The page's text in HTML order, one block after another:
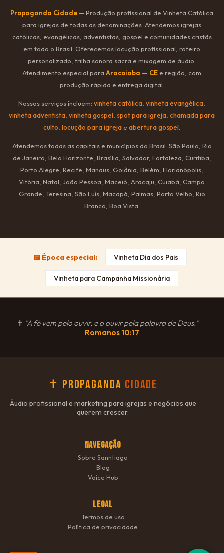
Propaganda Cidade — Produção profissional de Vinheta Católica
para igrejas de todas as denominações. Atendemos igrejas
católicas, evangélicas, adventistas, gospel e comunidades cristãs
em todo o Brasil. Oferecemos locução profissional, roteiro
personalizado, trilha sonora sacra e mixagem de áudio.
Atendimento especial para Aracoiaba — CE e região, com
produção rápida e entrega digital.
Nossos serviços incluem: vinheta católica vinheta evangélica
vinheta adventista vinheta gospel spot para igreja chamada para
culto locução para igreja e abertura gospel
Atendemos todas as capitais e municípios do Brasil: São Paulo, Rio
de Janeiro, Belo Horizonte, Brasília, Salvador, Fortaleza, Curitiba,
Porto Alegre, Recife, Manaus, Goiânia, Belém, Florianópolis,
Vitória, Natal, João Pessoa, Maceió, Aracaju, Cuiabá, Campo
Grande, Teresina, São Luís, Macapá, Palmas, Porto Velho, Rio
Branco, Boa Vista.
📅 Época especial: Vinheta Dia dos Pais
Vinheta para Campanha Missionária
✝ "A fé vem pelo ouvir, e o ouvir pela palavra de Deus."—
Romanos 10:17
✝ Propaganda Cidade
Áudio profissional e marketing para igrejas e negócios que
querem crescer.
NAVEGAÇÃO
Sobre Sanntiago
Blog
Voice Hub
LEGAL
Termos de uso
Política de privacidade